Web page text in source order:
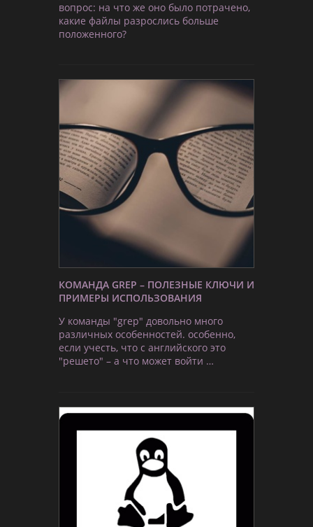
вопрос: на что же оно было потрачено,
какие файлы разрослись больше
положенного?
КОМАНДА GREP – ПОЛЕЗНЫЕ КЛЮЧИ И
ПРИМЕРЫ ИСПОЛЬЗОВАНИЯ
У команды "grep" довольно много
различных особенностей. особенно,
если учесть, что с английского это
"решето" – а что может войти …